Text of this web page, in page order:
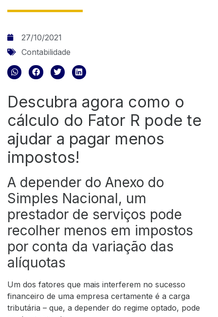
27/10/2021
Contabilidade
Descubra agora como o
cálculo do Fator R pode te
ajudar a pagar menos
impostos!
A depender do Anexo do
Simples Nacional, um
prestador de serviços pode
recolher menos em impostos
por conta da variação das
alíquotas
Um dos fatores que mais interferem no sucesso
financeiro de uma empresa certamente é a carga
tributária – que, a depender do regime optado, pode